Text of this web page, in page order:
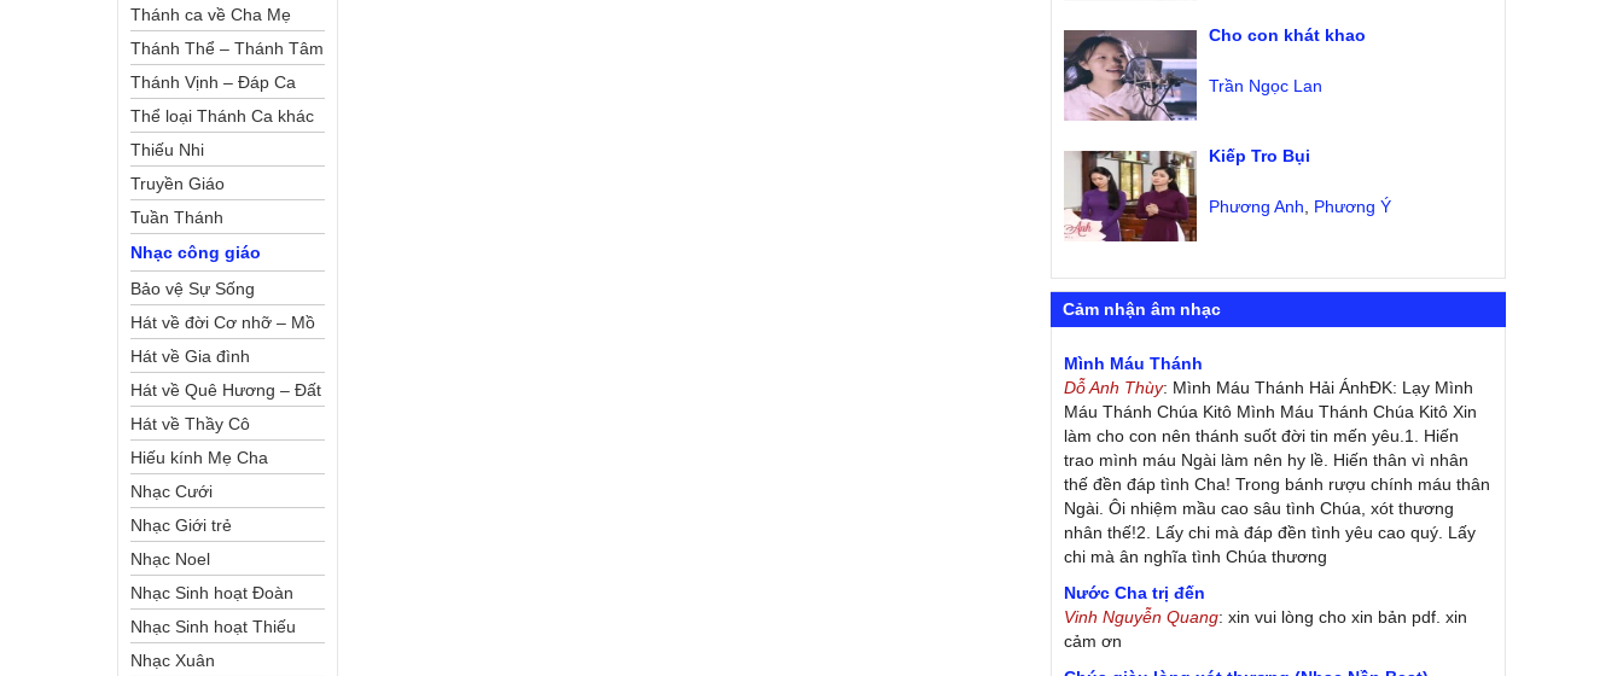
Thánh ca về Cha Mẹ
Thánh Thể – Thánh Tâm
Thánh Vịnh – Đáp Ca
Thể loại Thánh Ca khác
Thiếu Nhi
Truyền Giáo
Tuần Thánh
Nhạc công giáo
Bảo vệ Sự Sống
Hát về đời Cơ nhỡ – Mồ
côi
Hát về Gia đình
Hát về Quê Hương – Đất
Nước
Hát về Thầy Cô
Hiếu kính Mẹ Cha
Nhạc Cưới
Nhạc Giới trẻ
Nhạc Noel
Nhạc Sinh hoạt Đoàn
Thể Công Giáo
Nhạc Sinh hoạt Thiếu
Nhi
Nhạc Xuân
Cho con khát khao
Trần Ngọc Lan
Kiếp Tro Bụi
Phương Anh Phương Ý
Cảm nhận âm nhạc
Mình Máu Thánh
Dỗ Anh Thùy: Mình Máu Thánh Hải ÁnhĐK: Lạy Mình
Máu Thánh Chúa Kitô Mình Máu Thánh Chúa Kitô Xin
làm cho con nên thánh suốt đời tin mến yêu.1. Hiến
trao mình máu Ngài làm nên hy lề. Hiến thân vì nhân
thế đền đáp tình Cha! Trong bánh rượu chính máu thân
Ngài. Ôi nhiệm mầu cao sâu tình Chúa, xót thương
nhân thế!2. Lấy chi mà đáp đền tình yêu cao quý. Lấy
chi mà ân nghĩa tình Chúa thương
Nước Cha trị đến
Vinh Nguyễn Quang: xin vui lòng cho xin bản pdf. xin
cảm ơn